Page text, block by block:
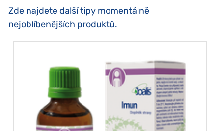
Zde najdete další tipy momentálně
nejoblíbenějších produktů.